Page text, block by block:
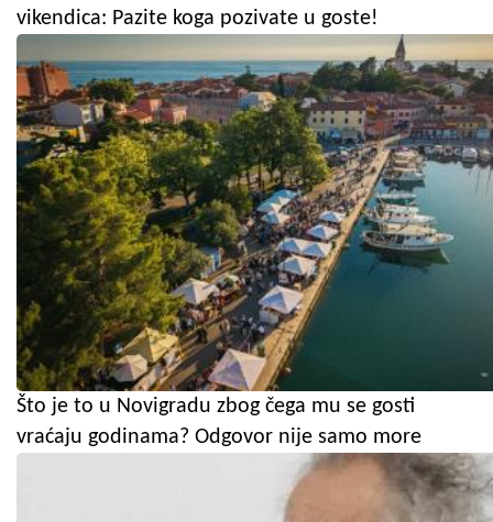
vikendica: Pazite koga pozivate u goste!
Što je to u Novigradu zbog čega mu se gosti
vraćaju godinama? Odgovor nije samo more